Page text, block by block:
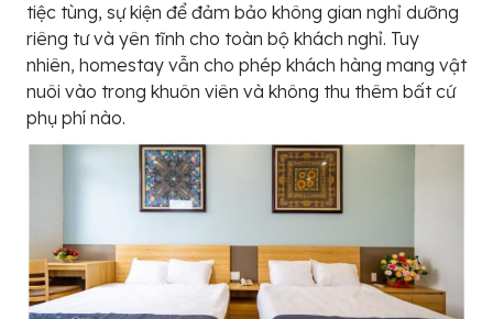
tiệc tùng, sự kiện để đảm bảo không gian nghỉ dưỡng
riêng tư và yên tĩnh cho toàn bộ khách nghỉ. Tuy
nhiên, homestay vẫn cho phép khách hàng mang vật
nuôi vào trong khuôn viên và không thu thêm bất cứ
phụ phí nào.